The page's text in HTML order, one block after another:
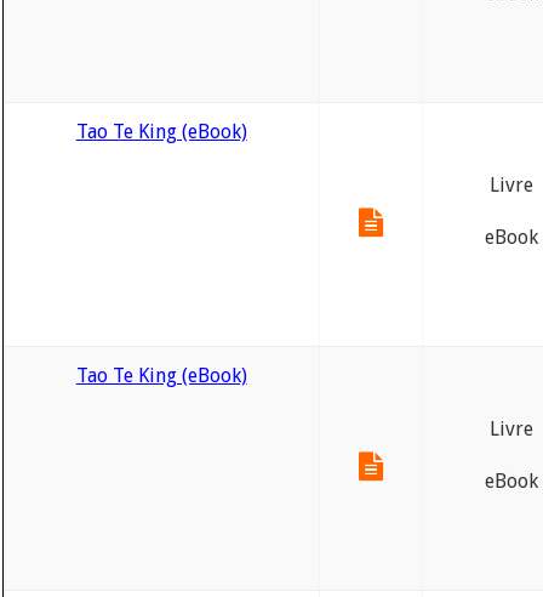
Tao Te King (eBook)
Livre
eBook
Tao Te King (eBook)
Livre
eBook